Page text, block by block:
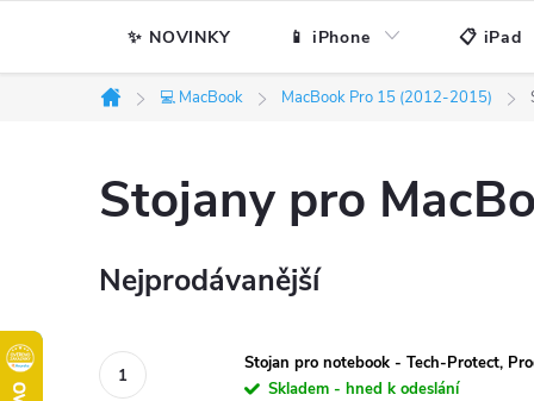
✨ NOVINKY 📱 iPhone 📋 iPad
Domů
💻 MacBook MacBook Pro 15 (2012-2015)
Stojany pro
Nejprodávanější
Stojan pro notebook - Tech-Protect,
Skladem - hned k odeslání